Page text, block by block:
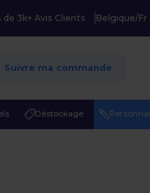
de 3k+ Avis Clients Belgique/Fr
Suivre ma commande
Déstockage